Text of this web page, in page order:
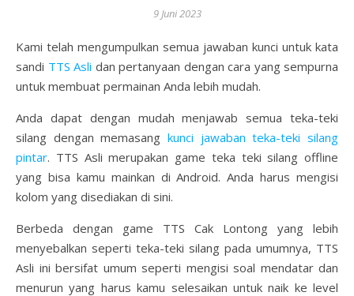
9 Juni 2023
Kami telah mengumpulkan semua jawaban kunci untuk kata
sandi TTS Asli dan pertanyaan dengan cara yang sempurna
untuk membuat permainan Anda lebih mudah.
Anda dapat dengan mudah menjawab semua teka-teki
silang dengan memasang kunci jawaban teka-teki silang
pintar. TTS Asli merupakan game teka teki silang offline
yang bisa kamu mainkan di Android. Anda harus mengisi
kolom yang disediakan di sini.
Berbeda dengan game TTS Cak Lontong yang lebih
menyebalkan seperti teka-teki silang pada umumnya, TTS
Asli ini bersifat umum seperti mengisi soal mendatar dan
menurun yang harus kamu selesaikan untuk naik ke level